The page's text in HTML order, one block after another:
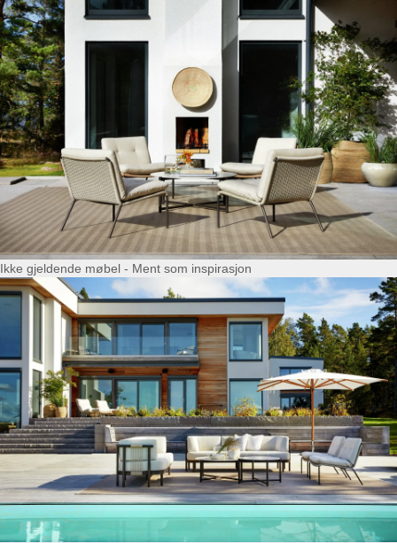
Ikke gjeldende møbel - Ment som inspirasjon